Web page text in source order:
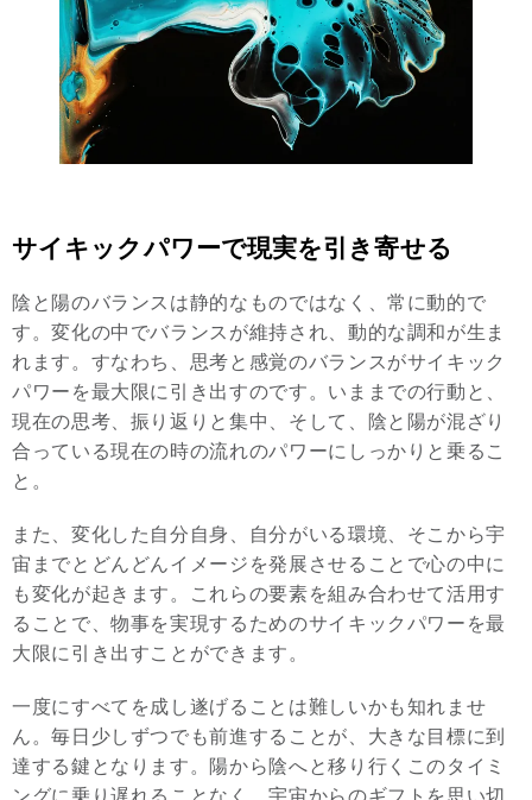
サイキックパワーで現実を引き寄せる
陰と陽のバランスは静的なものではなく、常に動的で
す。変化の中でバランスが維持され、動的な調和が生ま
れます。すなわち、思考と感覚のバランスがサイキック
パワーを最大限に引き出すのです。いままでの行動と、
現在の思考、振り返りと集中、そして、陰と陽が混ざり
合っている現在の時の流れのパワーにしっかりと乗るこ
と。
また、変化した自分自身、自分がいる環境、そこから宇
宙までとどんどんイメージを発展させることで心の中に
も変化が起きます。これらの要素を組み合わせて活用す
ることで、物事を実現するためのサイキックパワーを最
大限に引き出すことができます。
一度にすべてを成し遂げることは難しいかも知れませ
ん。毎日少しずつでも前進することが、大きな目標に到
達する鍵となります。陽から陰へと移り行くこのタイミ